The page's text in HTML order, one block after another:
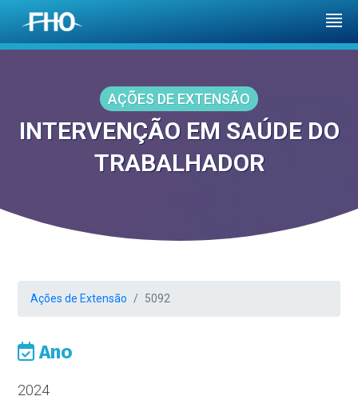
AÇÕES DE EXTENSÃO
INTERVENÇÃO EM SAÚDE DO
TRABALHADOR
Ações de Extensão 5092
Ano
2024